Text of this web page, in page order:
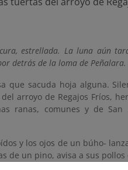
estrellada. La luna aún
detrás de la loma de Peñalara.
que sacuda hoja alguna.
arroyo de Regajos Fríos,
ranas, comunes y de
y los ojos de un búho-
de un pino, avisa a sus